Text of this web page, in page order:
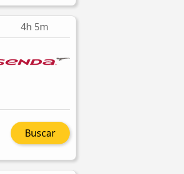
4h 5m
Buscar